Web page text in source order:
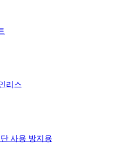
리스
사용 방지용